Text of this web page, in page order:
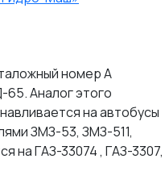
номер А
65. Аналог этого
на автобусы
ЗМЗ-53, ЗМЗ-511,
на ГАЗ-33074 , ГАЗ-3307,